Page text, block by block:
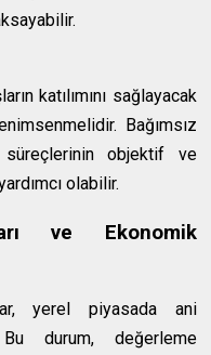
katılımını sağlayacak
Bağımsız
objektif ve
olabilir.
ve Ekonomik
yerel piyasada ani
durum, değerleme